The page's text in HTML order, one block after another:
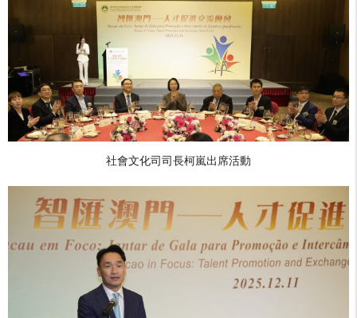
社會文化司司長柯嵐出席活動